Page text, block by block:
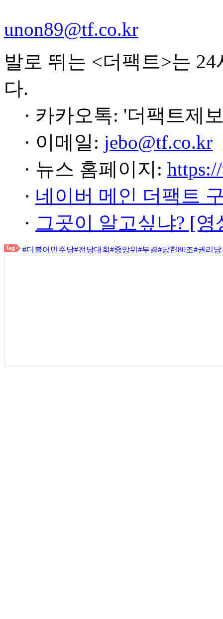
unon89@tf.co.kr
발로 뛰는 <더팩트>는
다.
· 카카오톡: '더팩트제
· 이메일: jebo@tf.co.kr
· 뉴스 홈페이지:
· 네이버 메인 더팩트
· 그곳이 알고싶냐? [
#더불어민주당#전당대회 #중앙위 #부결#당헌80조#권리